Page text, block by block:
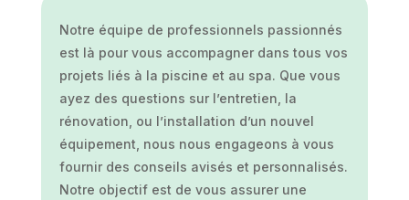
Notre équipe de professionnels passionnés
est là pour vous accompagner dans tous vos
projets liés à la piscine et au spa. Que vous
ayez des questions sur l’entretien, la
rénovation, ou l’installation d’un nouvel
équipement, nous nous engageons à vous
fournir des conseils avisés et personnalisés.
Notre objectif est de vous assurer une